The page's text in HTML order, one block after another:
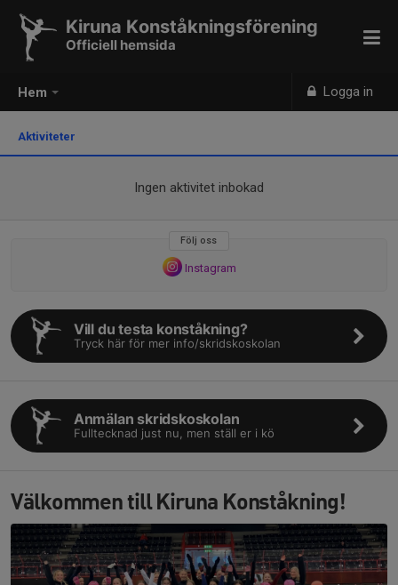
Hem Logga in
Kiruna Konståkningsförening
Officiell hemsida
Aktiviteter
Ingen aktivitet inbokad
Följ oss
Instagram
Vill du testa konståkning?
Tryck här för mer info/skridskoskolan
Anmälan skridskoskolan
Fulltecknad just nu, men ställ er i kö
Välkommen till Kiruna Konståkning!